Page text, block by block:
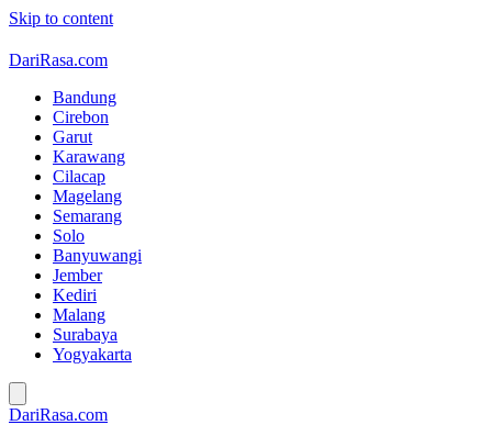
Skip to content
DariRasa.com
Bandung
Cirebon
Garut
Karawang
Cilacap
Magelang
Semarang
Solo
Banyuwangi
Jember
Kediri
Malang
Surabaya
Yogyakarta
DariRasa.com